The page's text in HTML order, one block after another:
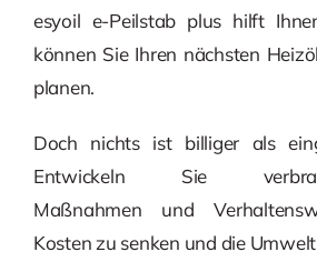
esyoil e-Peilstab plus hilft
können Sie Ihren nächsten
planen.
Doch nichts ist billiger als
Entwickeln Sie
Maßnahmen und
Kosten zu senken und die